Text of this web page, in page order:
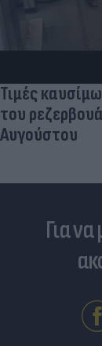
Τιμές
του
Αυγούστου
Για